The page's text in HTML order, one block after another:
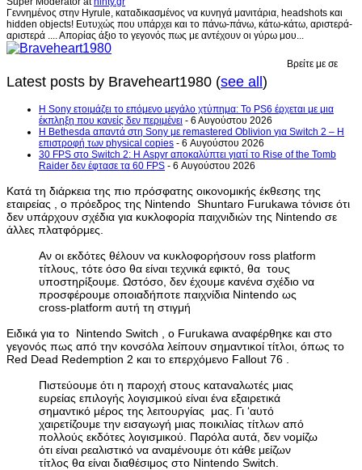
Γεννημένος στην Hyrule, καταδικασμένος να κυνηγά μανιτάρια, headshots και
hidden objects! Ευτυχώς που υπάρχει και το πάνω-πάνω, κάτω-κάτω, αριστερά-
αριστερά .... Απορίας άξιο το γεγονός πως με αντέχουν οι γύρω μου...
Βρείτε με σε
Latest posts by Braveheart1980 (see all)
Η Sony ετοιμάζει το επόμενο μεγάλο χτύπημα: Το PS6 έρχεται με μια
έκπληξη που κανείς δεν περιμένει - 6 Αυγούστου 2026
Η Bethesda απαντά στη Sony με remastered Oblivion για Switch 2 – Η
επιστροφή των physical copies - 6 Αυγούστου 2026
30 FPS στο Switch 2: Η Aspyr αποκαλύπτει γιατί το Rise of the Tomb
Raider δεν έφτασε τα 60 FPS - 6 Αυγούστου 2026
Κατά τη διάρκεια της πιο πρόσφατης οικονομικής έκθεσης της
εταιρείας , ο πρόεδρος της Nintendo Shuntaro Furukawa τόνισε ότι
δεν υπάρχουν σχέδια για κυκλοφορία παιχνιδιών της Nintendo σε
άλλες πλατφόρμες.
Αν οι εκδότες θέλουν να κυκλοφορήσουν ross platform
τίτλους, τότε όσο θα είναι τεχνικά εφικτό, θα τους
υποστηρίξουμε. Ωστόσο, δεν έχουμε κανένα σχέδιο να
προσφέρουμε οποιαδήποτε παιχνίδια Nintendo ως
cross-platform αυτή τη στιγμή
Ειδικά για το Nintendo Switch , ο Furukawa αναφέρθηκε και στο
γεγονός πως από την κονσόλα λείπουν σημαντικοί τίτλοι, όπως το
Red Dead Redemption 2 και το επερχόμενο Fallout 76 .
Πιστεύουμε ότι η παροχή στους καταναλωτές μιας
ευρείας επιλογής λογισμικού είναι ένα εξαιρετικά
σημαντικό μέρος της λειτουργίας μας. Γι ‘αυτό
χαιρετίζουμε την εισαγωγή μιας ποικιλίας τίτλων από
πολλούς εκδότες λογισμικού. Παρόλα αυτά, δεν νομίζω
ότι είναι ρεαλιστικό να αναμένουμε ότι κάθε μείζων
τίτλος θα είναι διαθέσιμος στο Nintendo Switch.